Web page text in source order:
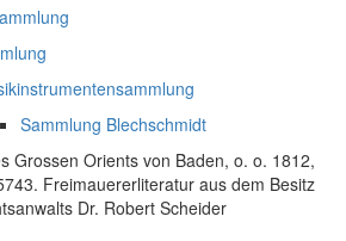
Sammlung Blechschmidt
Grossen Orients von Baden, o. o. 1812,
Freimauererliteratur aus dem Besitz
Dr. Robert Scheider